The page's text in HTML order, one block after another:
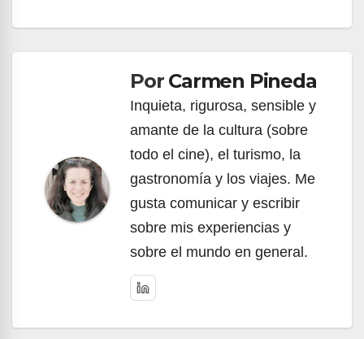
Navegación
entradasPor Carmen Pineda
Inquieta, rigurosa, sensible y
amante de la cultura (sobre
todo el cine), el turismo, la
gastronomía y los viajes. Me
gusta comunicar y escribir
sobre mis experiencias y
sobre el mundo en general.